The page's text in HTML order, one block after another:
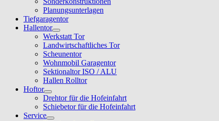
Planungsunterlagen
Tiefgaragentor
Hallentor
Werkstatt Tor
Landwirtschaftliches Tor
Scheunentor
Wohnmobil Garagentor
Sektionaltor ISO / ALU
Hallen Rolltor
Hoftor
Drehtor für die Hofeinfahrt
Schiebetor für die Hofeinfahrt
Service